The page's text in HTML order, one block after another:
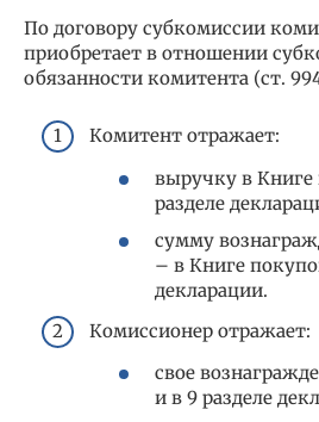
По договору субкомиссии
приобретает в отношении
обязанности комитента (ст.
Комитент отражает:
выручку в Книге
разделе
сумму
– в Книге
декларации.
Комиссионер отражает:
свое
и в 9 разделе